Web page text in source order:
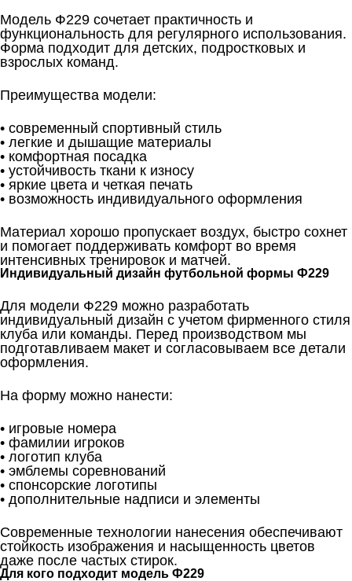
Модель Ф229 сочетает практичность и
функциональность для регулярного использования.
Форма подходит для детских, подростковых и
взрослых команд.
Преимущества модели:
• современный спортивный стиль
• легкие и дышащие материалы
• комфортная посадка
• устойчивость ткани к износу
• яркие цвета и четкая печать
• возможность индивидуального оформления
Материал хорошо пропускает воздух, быстро сохнет
и помогает поддерживать комфорт во время
интенсивных тренировок и матчей.
Индивидуальный дизайн футбольной формы Ф229
Для модели Ф229 можно разработать
индивидуальный дизайн с учетом фирменного стиля
клуба или команды. Перед производством мы
подготавливаем макет и согласовываем все детали
оформления.
На форму можно нанести:
• игровые номера
• фамилии игроков
• логотип клуба
• эмблемы соревнований
• спонсорские логотипы
• дополнительные надписи и элементы
Современные технологии нанесения обеспечивают
стойкость изображения и насыщенность цветов
даже после частых стирок.
Для кого подходит модель Ф229